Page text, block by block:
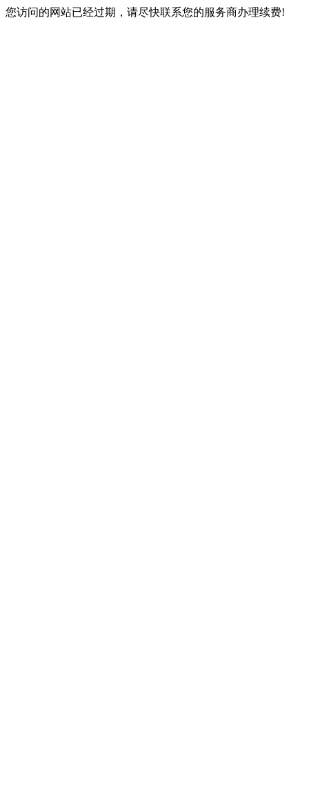
您访问的网站已经过期，请尽快联系您的服务商办理续费!